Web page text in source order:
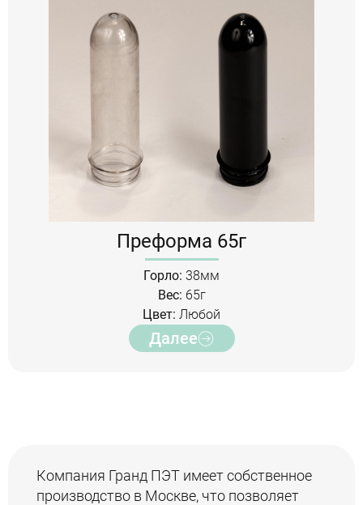
Преформа 65г
Горло: 38мм
Вес: 65г
Цвет: Любой
Далее
Компания Гранд ПЭТ имеет собственное
производство в Москве, что позволяет